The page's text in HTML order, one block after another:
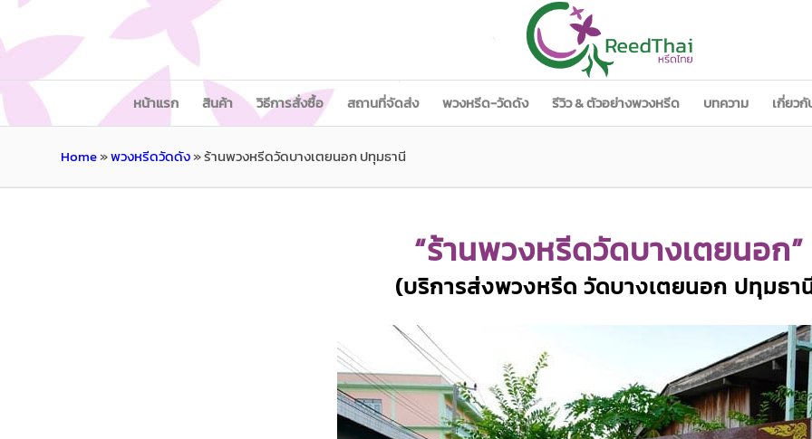
หน้าแรก สินค้า วิธีการสั่งซื้อ สถานที่จัดส่ง พวงหรีด-วัดดัง รีวิว & ตัวอย่างพวงหรีด บทความ เกี่ยวกั
Home»พวงหรีดวัดดัง»ร้านพวงหรีดวัดบางเตยนอก ปทุมธานี
“ร้านพวงหรีดวัดบางเตยนอก”
(บริการส่งพวงหรีด วัดบางเตยนอก ปทุมธา